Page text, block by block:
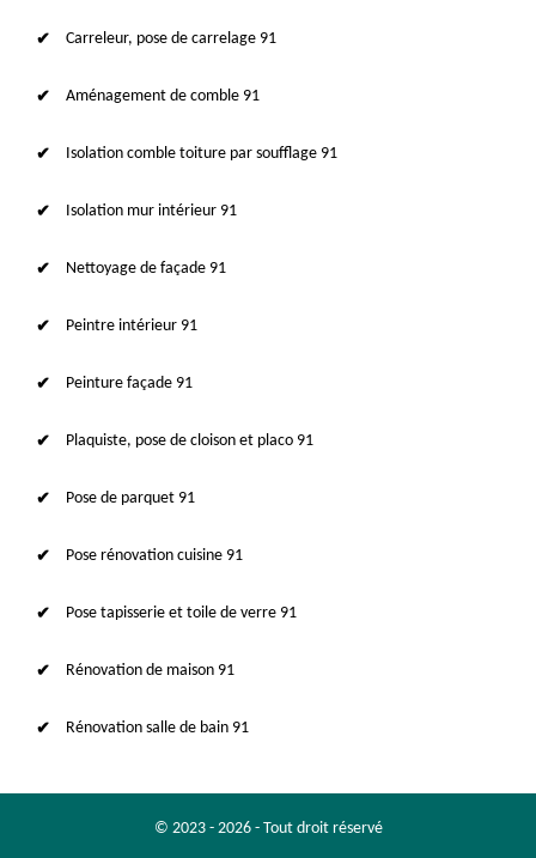
Carreleur, pose de carrelage 91
Aménagement de comble 91
Isolation comble toiture par soufflage 91
Isolation mur intérieur 91
Nettoyage de façade 91
Peintre intérieur 91
Peinture façade 91
Plaquiste, pose de cloison et placo 91
Pose de parquet 91
Pose rénovation cuisine 91
Pose tapisserie et toile de verre 91
Rénovation de maison 91
Rénovation salle de bain 91
© 2023 - 2026 - Tout droit réservé